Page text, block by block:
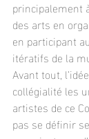
principalement
des arts en
en participant
itératifs de la
Avant tout,
collégialité les
artistes de ce
pas se définir